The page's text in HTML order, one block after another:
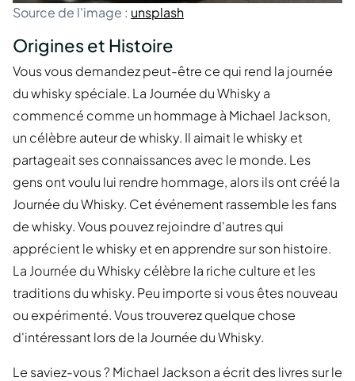
Source de l'image : unsplash
Origines et Histoire
Vous vous demandez peut-être ce qui rend la journée
du whisky spéciale. La Journée du Whisky a
commencé comme un hommage à Michael Jackson,
un célèbre auteur de whisky. Il aimait le whisky et
partageait ses connaissances avec le monde. Les
gens ont voulu lui rendre hommage, alors ils ont créé la
Journée du Whisky. Cet événement rassemble les fans
de whisky. Vous pouvez rejoindre d'autres qui
apprécient le whisky et en apprendre sur son histoire.
La Journée du Whisky célèbre la riche culture et les
traditions du whisky. Peu importe si vous êtes nouveau
ou expérimenté. Vous trouverez quelque chose
d'intéressant lors de la Journée du Whisky.
Le saviez-vous ? Michael Jackson a écrit des livres sur le